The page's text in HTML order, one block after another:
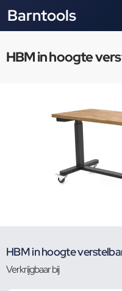
Barntools
HBM in hoogte
HBM in hoogte
Verkrijgbaar bij